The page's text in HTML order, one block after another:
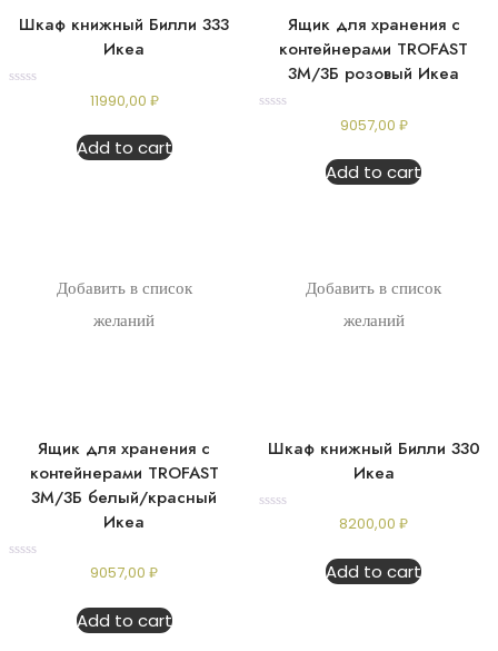
Шкаф книжный Билли 333
Икеа
11990,00 ₽
Add to cart
Ящик для хранения с
контейнерами TROFAST
3М/3Б розовый Икеа
9057,00 ₽
Add to cart
Добавить в список
желаний
Ящик для хранения с
контейнерами TROFAST
3М/3Б белый/красный
Икеа
9057,00₽
Add to cart
Добавить в список
желаний
Шкаф книжный Билли 330
Икеа
8200,00₽
Add to cart